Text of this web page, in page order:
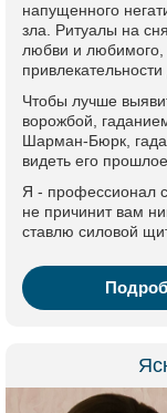
напущенного
зла. Ритуалы на
любви и
Чтобы лучше
ворожбой,
Шарман-Бюрк,
видеть его
Я - профессионал
не причинит вам
ставлю силовой